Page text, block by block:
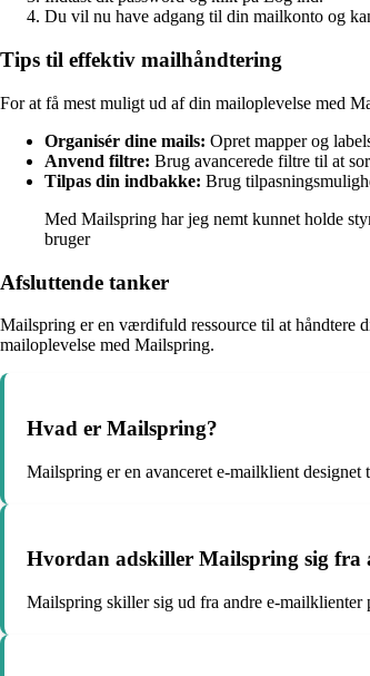
Du vil nu have adgang til din mailkonto og
Tips til effektiv mailhåndtering
For at få mest muligt ud af din mailoplevelse med
Organisér dine mails: Opret mapper og
Anvend filtre: Brug avancerede filtre til at
Tilpas din indbakke: Brug
Med Mailspring har jeg nemt kunnet holde
bruger
Afsluttende tanker
Mailspring er en værdifuld ressource til at håndtere
mailoplevelse med Mailspring.
Hvad er Mailspring?
Mailspring er en avanceret e-mailklient
Hvordan adskiller Mailspring sig fra
Mailspring skiller sig ud fra andre e-